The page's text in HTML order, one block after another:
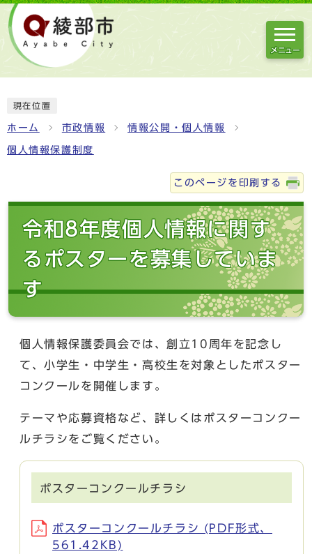
メニュー
現在位置
ホーム 市政情報 情報公開・個人情報
個人情報保護制度
このページを印刷する
令和8年度個人情報に関す
るポスターを募集していま
す
個人情報保護委員会では、創立10周年を記念し
て、小学生・中学生・高校生を対象としたポスター
コンクールを開催します。
テーマや応募資格など、詳しくはポスターコンクー
ルチラシをご覧ください。
ポスターコンクールチラシ
ポスターコンクールチラシ (PDF形式、
561.42KB)